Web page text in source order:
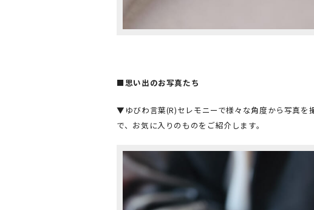
■思い出のお写真たち
▼ゆびわ言葉(R)セレモニーで様々な角度から写真を
で、お気に入りのものをご紹介します。